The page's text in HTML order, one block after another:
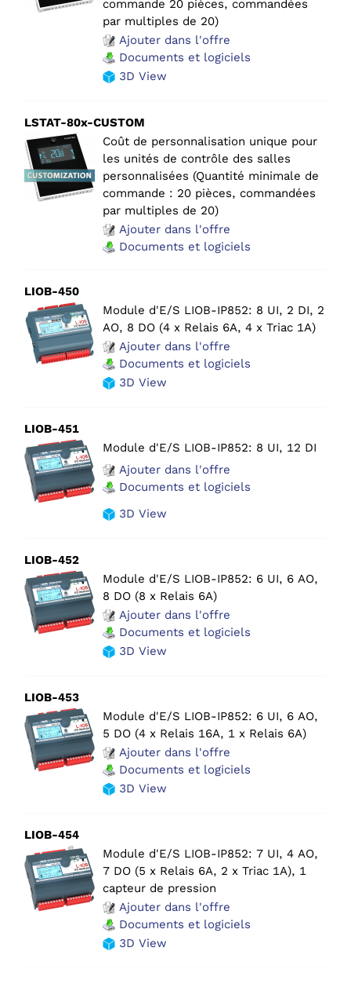
commande 20 pièces, commandées
par multiples de 20)
Ajouter dans l'offre
Documents et logiciels
3D View
LSTAT-80x-CUSTOM
Coût de personnalisation unique pour
les unités de contrôle des salles
personnalisées (Quantité minimale de
commande : 20 pièces, commandées
par multiples de 20)
Ajouter dans l'offre
Documents et logiciels
LIOB-450
Module d'E/S LIOB-IP852: 8 UI, 2 DI, 2
AO, 8 DO (4 x Relais 6A, 4 x Triac 1A)
Ajouter dans l'offre
Documents et logiciels
3D View
LIOB-451
Module d'E/S LIOB-IP852: 8 UI, 12 DI
Ajouter dans l'offre
Documents et logiciels
3D View
LIOB-452
Module d'E/S LIOB-IP852: 6 UI, 6 AO,
8 DO (8 x Relais 6A)
Ajouter dans l'offre
Documents et logiciels
3D View
LIOB-453
Module d'E/S LIOB-IP852: 6 UI, 6 AO,
5 DO (4 x Relais 16A, 1 x Relais 6A)
Ajouter dans l'offre
Documents et logiciels
3D View
LIOB-454
Module d'E/S LIOB-IP852: 7 UI, 4 AO,
7 DO (5 x Relais 6A, 2 x Triac 1A), 1
capteur de pression
Ajouter dans l'offre
Documents et logiciels
3D View